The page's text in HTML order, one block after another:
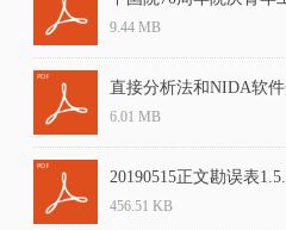
9.44 MB
直接分析法和NIDA软
6.01 MB
20190515正文勘误表
456.51 KB